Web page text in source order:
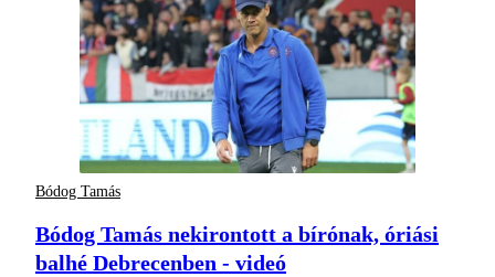
Bódog Tamás
Bódog Tamás nekirontott a bírónak, óriási
balhé Debrecenben - videó